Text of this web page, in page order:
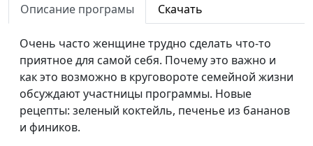
Физкультура в
Анна Ронжина, Анна
здорового образа жизни
с опытом работы в
санаториях здорового
образа жизни),Екатерина
Петреева(кулинар),
Описание програмы Скачать
Очень часто женщине трудно сделать что-то
приятное для самой себя. Почему это важно и
как это возможно в круговороте семейной жизни
обсуждают участницы программы. Новые
рецепты: зеленый коктейль, печенье из бананов
и фиников.